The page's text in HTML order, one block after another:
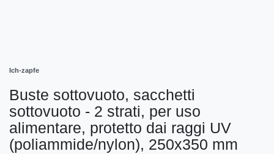
Ich-zapfe
Buste sottovuoto, sacchetti
sottovuoto - 2 strati, per uso
alimentare, protetto dai raggi UV
(poliammide/nylon), 250x350 mm